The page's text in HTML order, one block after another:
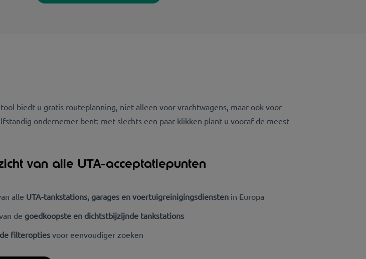
biedt u gratis routeplanning, niet alleen voor vrachtwagens, maar ook voor
ondernemer bent: met slechts een paar klikken plant u vooraf de meest
van alle UTA-acceptatiepunten
alle UTA-tankstations, garages en voertuigreinigingsdiensten in Europa
de goedkoopste en dichtstbijzijnde tankstations
filteropties voor eenvoudiger zoeken